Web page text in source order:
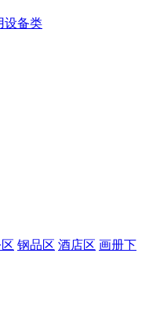
设备类
钢品区 酒店区 画册下